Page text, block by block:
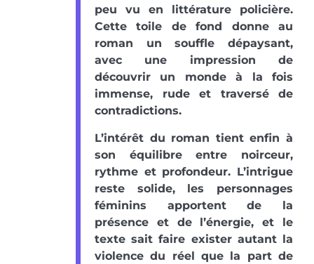
peu vu en littérature policière.
Cette toile de fond donne au
roman un souffle dépaysant,
avec une impression de
découvrir un monde à la fois
immense, rude et traversé de
contradictions.
L’intérêt du roman tient enfin à
son équilibre entre noirceur,
rythme et profondeur. L’intrigue
reste solide, les personnages
féminins apportent de la
présence et de l’énergie, et le
texte sait faire exister autant la
violence du réel que la part de